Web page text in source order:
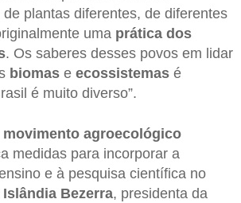
plantas diferentes, de diferentes
uma prática dos
. Os saberes desses povos em lidar
biomas e ecossistemas é
é muito diverso”.
movimento agroecológico
medidas para incorporar a
e à pesquisa científica no
Islândia Bezerra, presidenta da